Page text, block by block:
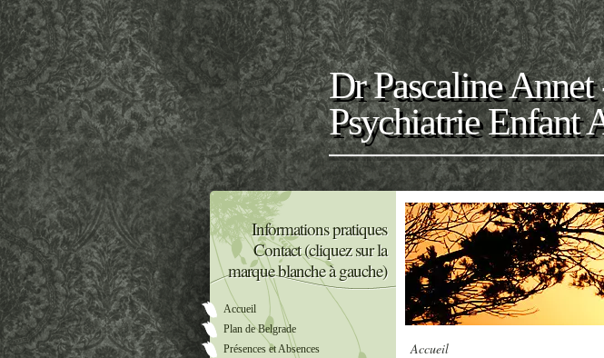
Dr Pascaline
Psychiatrie Enfant
Informations pratiques
Contact (cliquez sur la
marque blanche à gauche)
Accueil
Plan de Belgrade
Présences et Absences
Accueil